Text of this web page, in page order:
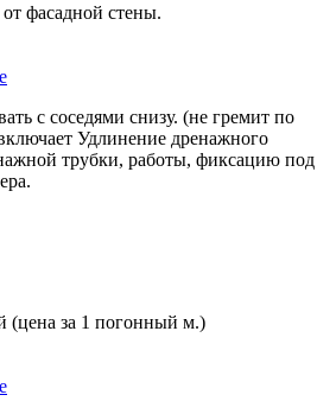
фасадной стены.
с соседями снизу. (не гремит по
Удлинение дренажного
трубки, работы, фиксацию под
(цена за 1 погонный м.)